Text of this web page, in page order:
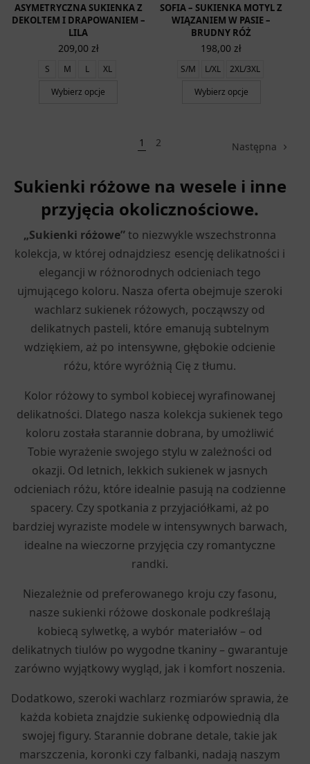
ASYMETRYCZNA SUKIENKA Z
DEKOLTEM I DRAPOWANIEM –
LILA
209,00 zł
S M L
XL
Wybierz opcje
SOFIA – SUKIENKA MOTYL Z
WIĄZANIEM W PASIE –
BRUDNY RÓŻ
198,00 zł
S/M L/XL
2XL/3XL
Wybierz opcje
1 2 Następna
Sukienki różowe na wesele i inne
przyjęcia okolicznościowe.
„Sukienki różowe”to niezwykle wszechstronna
kolekcja, w której odnajdziesz esencję delikatności i
elegancji w różnorodnych odcieniach tego
ujmującego koloru. Nasza oferta obejmuje szeroki
wachlarz sukienek różowych, począwszy od
delikatnych pasteli, które emanują subtelnym
wdziękiem, aż po intensywne, głębokie odcienie
różu, które wyróżnią Cię z tłumu.
Kolor różowy to symbol kobiecej wyrafinowanej
delikatności. Dlatego nasza kolekcja sukienek tego
koloru została starannie dobrana, by umożliwić
Tobie wyrażenie swojego stylu w zależności od
okazji. Od letnich, lekkich sukienek w jasnych
odcieniach różu, które idealnie pasują na codzienne
spacery. Czy spotkania z przyjaciółkami, aż po
bardziej wyraziste modele w intensywnych barwach,
idealne na wieczorne przyjęcia czy romantyczne
randki.
Niezależnie od preferowanego kroju czy fasonu,
nasze sukienki różowe doskonale podkreślają
kobiecą sylwetkę, a wybór materiałów – od
delikatnych tiulów po wygodne tkaniny – gwarantuje
zarówno wyjątkowy wygląd, jak i komfort noszenia.
Dodatkowo, szeroki wachlarz rozmiarów sprawia, że
każda kobieta znajdzie sukienkę odpowiednią dla
swojej figury. Starannie dobrane detale, takie jak
marszczenia, koronki czy falbanki, nadają naszym